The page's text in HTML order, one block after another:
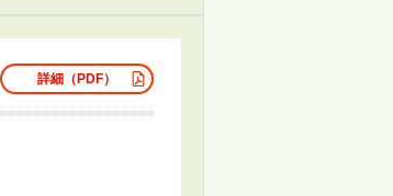
詳細（PDF）